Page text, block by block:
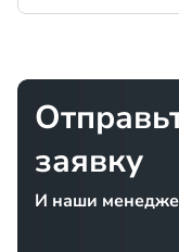
заявку
И наши